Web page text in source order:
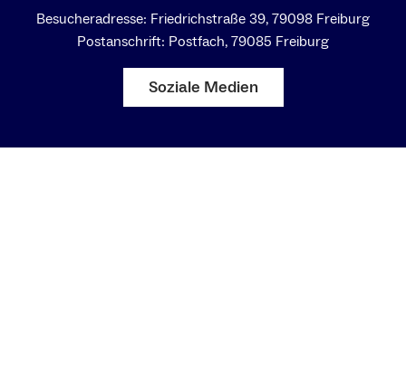
Besucheradresse: Friedrichstraße 39, 79098 Freiburg
Postanschrift: Postfach, 79085 Freiburg
Soziale Medien